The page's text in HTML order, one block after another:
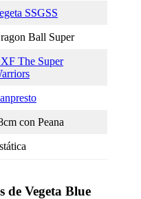
SSGSS
Ball Super
The Super
con Peana
de Vegeta Blue